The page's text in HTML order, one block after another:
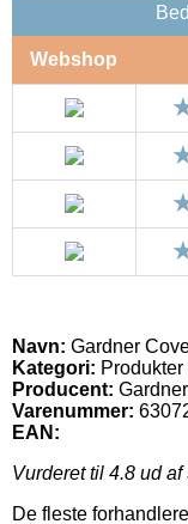
Webshop
Navn: Gardner
Kategori:
Producent:
Varenummer:
EAN:
Vurderet til 4.8 ud af
De fleste